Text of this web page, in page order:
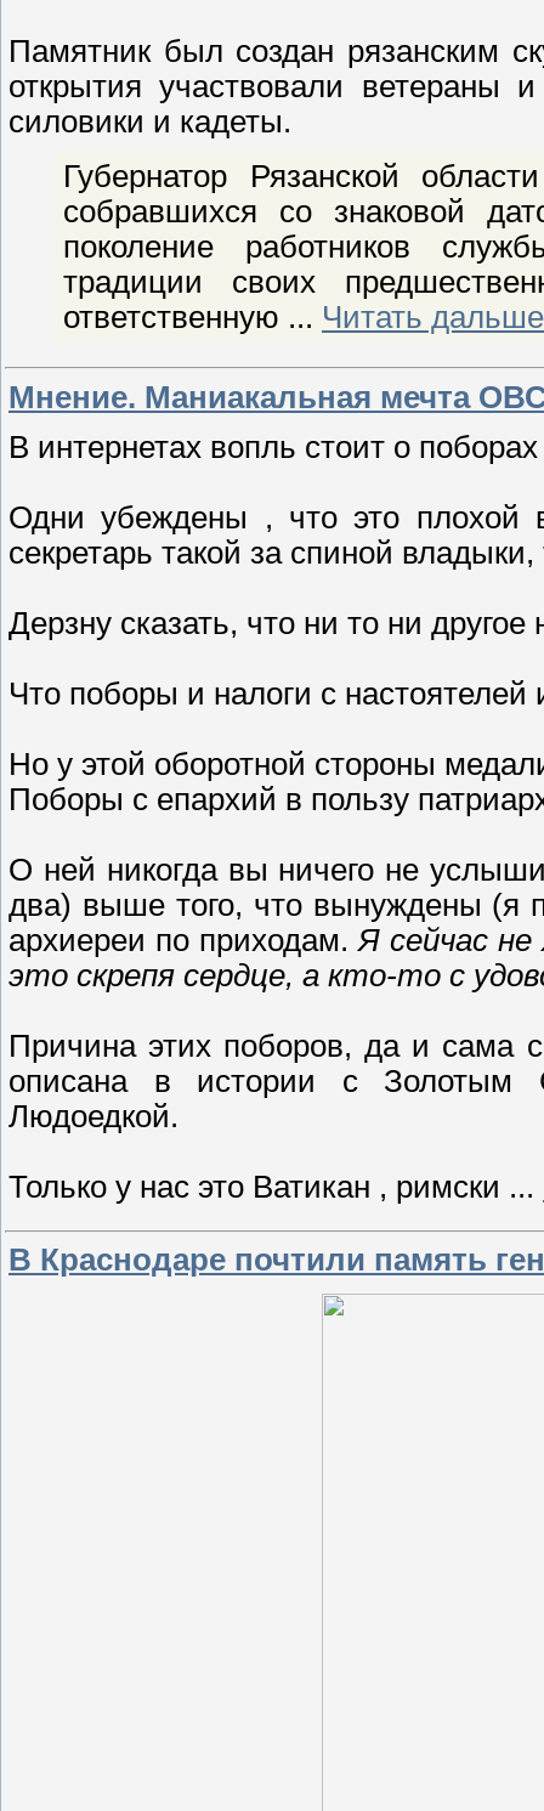
Памятник был создан рязанским
открытия участвовали ветераны
силовики и кадеты.
Губернатор Рязанской
собравшихся со знаковой
поколение работников
традиции своих
ответственную ... Читать
Мнение. Маниакальная мечта
В интернетах вопль стоит о
Одни убеждены , что это плохой
секретарь такой за спиной
Дерзну сказать, что ни то ни другое
Что поборы и налоги с
Но у этой оборотной стороны
Поборы с епархий в пользу
О ней никогда вы ничего не
два) выше того, что вынуждены (я
архиереи по приходам. Я сейчас
это скрепя сердце, а кто-то с
Причина этих поборов, да и сама
описана в истории с Золотым
Людоедкой.
Только у нас это Ватикан , римски ...
В Краснодаре почтили память